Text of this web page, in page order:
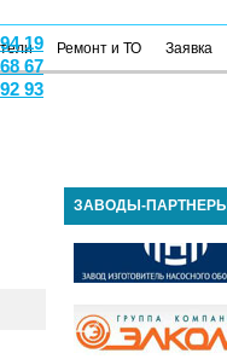
19
67
93
Ремонт и ТО Заявка
ЗАВОДЫ-ПАРТНЕРЫ